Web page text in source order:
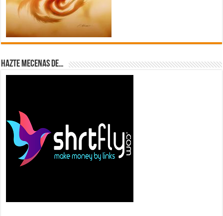
Hazte Mecenas de…